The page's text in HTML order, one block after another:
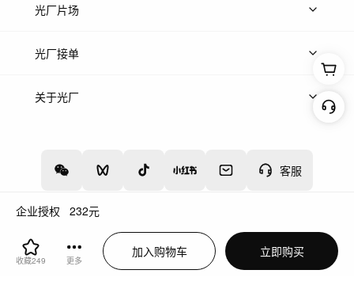
企业授权 232元
收藏249 更多
加入购物车 立即购买
客服
热门音乐
光厂片场
上传案例
光厂接单
上架服务
关于光厂
增值电信业务经营许可证：川B2-20160192
蜀ICP备12020238号-4
川公网安备51019002000262 违法和不良信息举报中心